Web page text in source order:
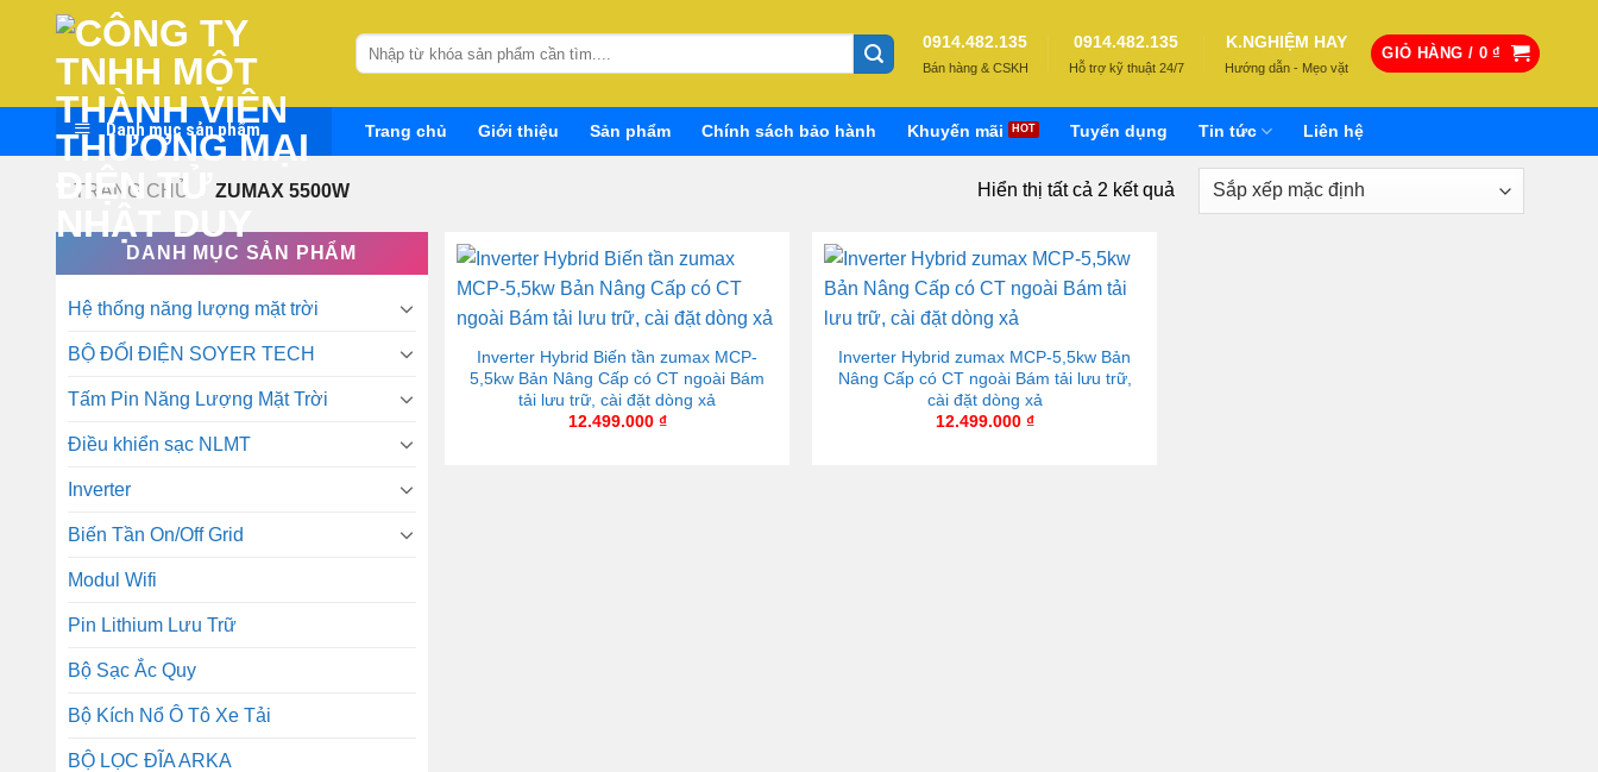
Tìm
kiếm:
0914.482.135
Bán hàng & CSKH
0914.482.135
Hỗ trợ kỹ thuật 24/7
K.NGHIỆM HAY
Hướng dẫn - Mẹo vặt
GIỎ HÀNG / 0₫
Danh mục sản phẩm Trang chủ Giới thiệu Sản phẩm Chính sách bảo hành Khuyến mãi Tuyển dụng Tin tức Liên hệ
TRANG CHỦ ZUMAX 5500W Hiển thị tất cả 2 kết quả
DANH MỤC SẢN PHẨM
Hệ thống năng lượng mặt trời
BỘ ĐỔI ĐIỆN SOYER TECH
Tấm Pin Năng Lượng Mặt Trời
Điều khiển sạc NLMT
Inverter
Biến Tần On/Off Grid
Modul Wifi
Pin Lithium Lưu Trữ
Bộ Sạc Ắc Quy
Bộ Kích Nổ Ô Tô Xe Tải
BỘ LỌC ĐĨA ARKA
Inverter Hybrid Biến tần zumax MCP-
5,5kw Bản Nâng Cấp có CT ngoài Bám
tải lưu trữ, cài đặt dòng xả
12.499.000 ₫
Inverter Hybrid zumax MCP-5,5kw Bản
Nâng Cấp có CT ngoài Bám tải lưu trữ,
cài đặt dòng xả
12.499.000 ₫